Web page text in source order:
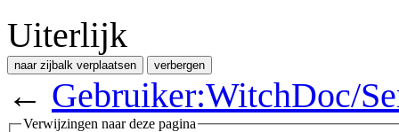
Uiterlijk
naar zijbalk verplaatsen verbergen
← Gebruiker:WitchDoc/
Verwijzingen naar deze pagina